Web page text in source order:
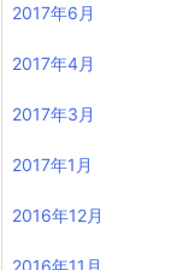
2017年6月
2017年4月
2017年3月
2017年1月
2016年12月
2016年11月